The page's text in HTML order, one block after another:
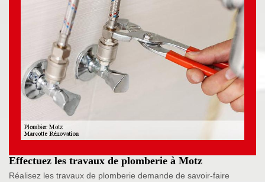
Effectuez les travaux de plomberie à Motz
Réalisez les travaux de plomberie demande de savoir-faire